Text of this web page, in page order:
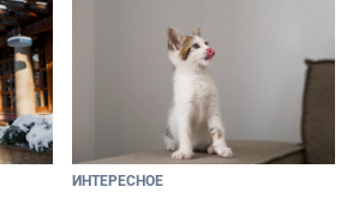
и характером
ИНТЕРЕСНОЕ